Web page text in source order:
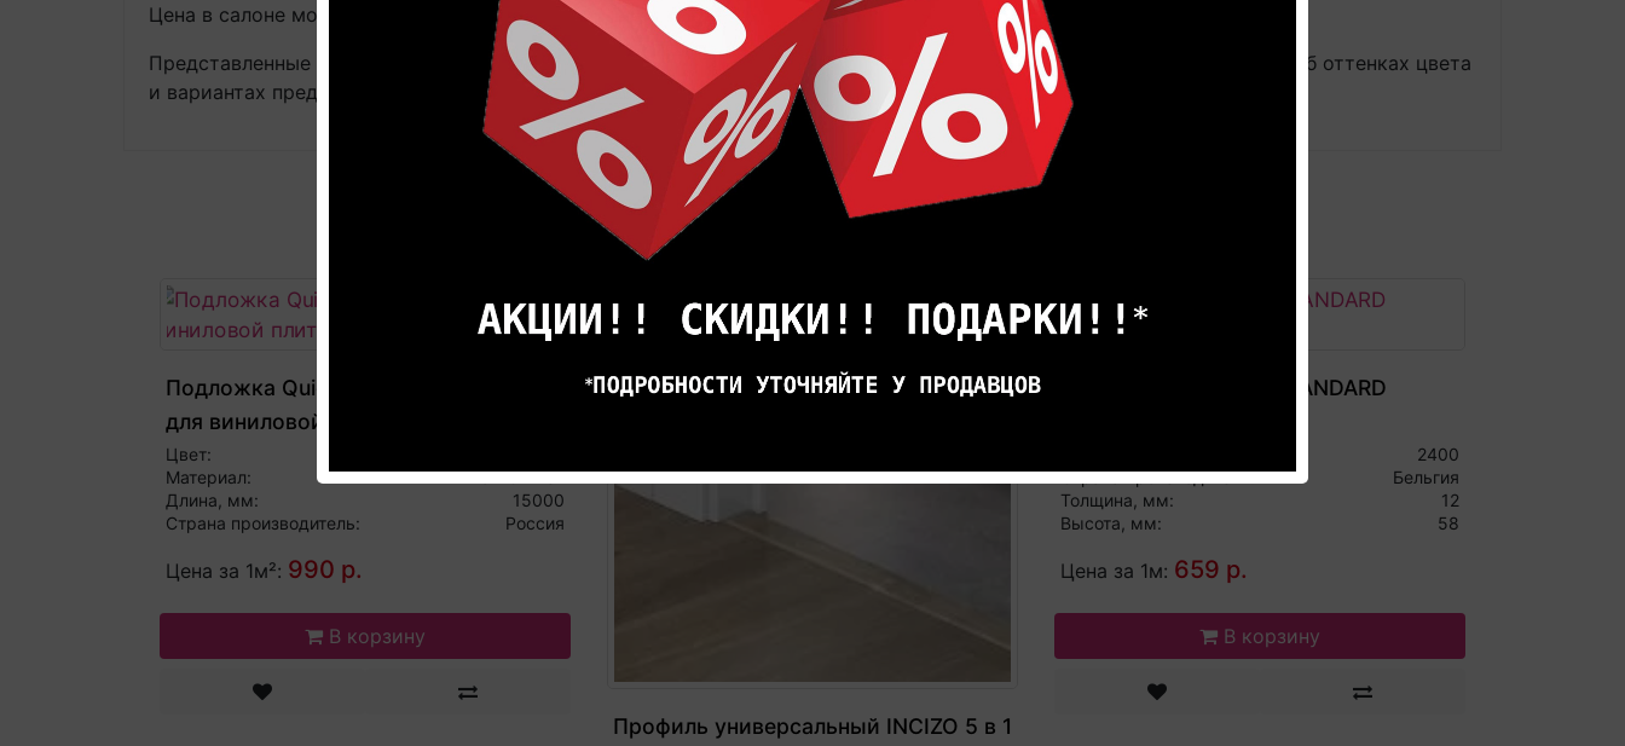
Цена в салоне может быть отличной от указанной здесь.
Представленные на фотографиях цвета товара могут не совпадают с реальными, а лишь дают общее представление об оттенках цвета
и вариантах предлагаемых текстур.
РЕКОМЕНДУЕМЫЕ ТОВАРЫ
Подложка Quick-Step Transit 1,2мм
для виниловой плитки
Цвет:
Материал:
Полиэтилен
Длина, мм:
15000
Страна производитель:
Россия
Цена за 1м²: 990 р.
В корзину
Профиль универсальный INCIZO 5 в 1
Плинтус Quick-Step STANDARD
2400
Страна производитель:
Бельгия
Толщина, мм:
12
Высота, мм:
58
Цена за 1м: 659 р.
В корзину